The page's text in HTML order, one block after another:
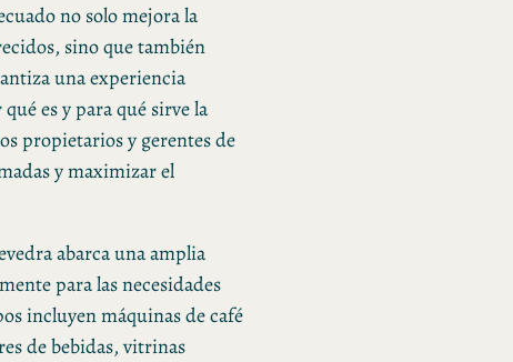
no solo mejora la
sino que también
una experiencia
es y para qué sirve la
propietarios y gerentes de
y maximizar el
abarca una amplia
para las necesidades
incluyen máquinas de café
de bebidas, vitrinas